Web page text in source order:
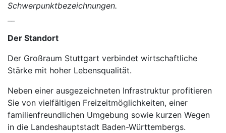
Schwerpunktbezeichnungen.
Der Standort
Der Großraum Stuttgart verbindet wirtschaftliche
Stärke mit hoher Lebensqualität.
Neben einer ausgezeichneten Infrastruktur profitieren
Sie von vielfältigen Freizeitmöglichkeiten, einer
familienfreundlichen Umgebung sowie kurzen Wegen
in die Landeshauptstadt Baden-Württembergs.